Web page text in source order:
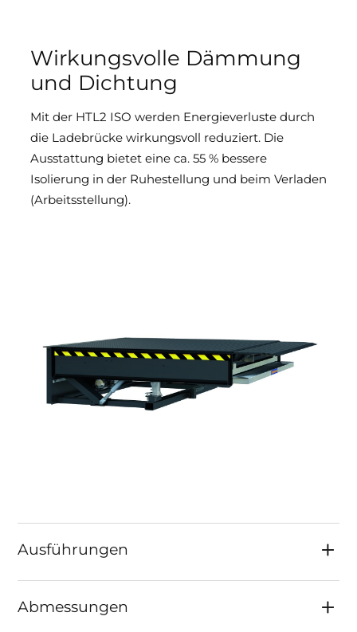
Wirkungsvolle Dämmung
und Dichtung
Mit der HTL2 ISO werden Energieverluste durch
die Ladebrücke wirkungsvoll reduziert. Die
Ausstattung bietet eine ca. 55 % bessere
Isolierung in der Ruhestellung und beim Verladen
(Arbeitsstellung).
Ausführungen
Abmessungen